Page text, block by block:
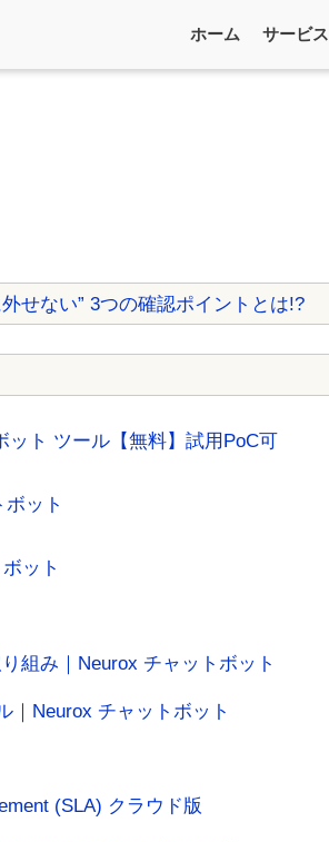
ホーム サービス
せない” 3つの確認ポイントとは!?
ット ツール【無料】試用PoC可
ット
ット
組み｜Neurox チャットボット
｜Neurox チャットボット
(SLA) クラウド版